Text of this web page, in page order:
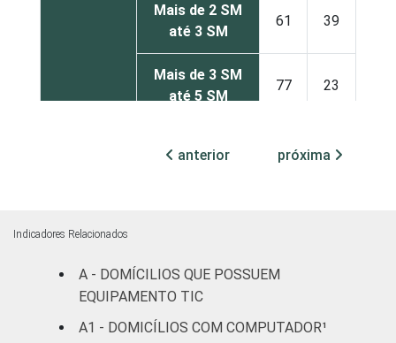
Mais de 2 SM
até 3 SM
61 39
Mais de 3 SM
até 5 SM
77 23
até 10 SM
93 7
Não sabe
Não respondeu 54 46
anterior próxima
Indicadores Relacionados
A - DOMÍCILIOS QUE POSSUEM
EQUIPAMENTO TIC
A1 - DOMICÍLIOS COM COMPUTADOR¹